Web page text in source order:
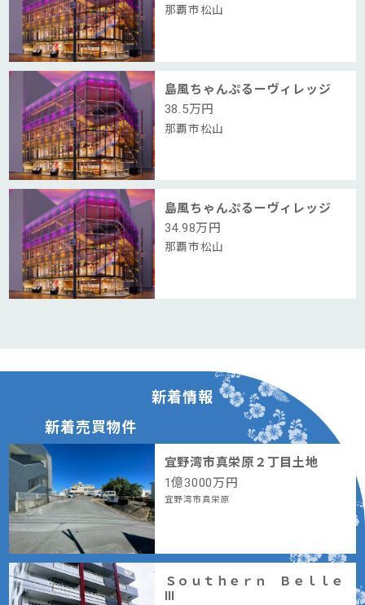
那覇市松山
島風ちゃんぷるーヴィレッジ
38.5万円
那覇市松山
島風ちゃんぷるーヴィレッジ
34.98万円
那覇市松山
新着情報
新着売買物件
宜野湾市真栄原２丁目土地
1億3000万円
宜野湾市真栄原
Ｓｏｕｔｈｅｒｎ Ｂｅｌｌｅ
Ⅲ